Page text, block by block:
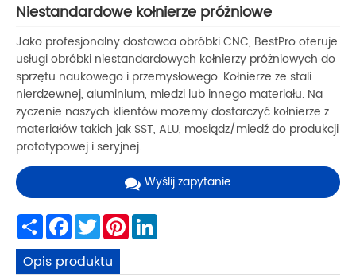
Niestandardowe kołnierze próżniowe
Jako profesjonalny dostawca obróbki CNC, BestPro oferuje
usługi obróbki niestandardowych kołnierzy próżniowych do
sprzętu naukowego i przemysłowego. Kołnierze ze stali
nierdzewnej, aluminium, miedzi lub innego materiału. Na
życzenie naszych klientów możemy dostarczyć kołnierze z
materiałów takich jak SST, ALU, mosiądz/miedź do produkcji
prototypowej i seryjnej.
Wyślij zapytanie
ShareFacebook
TwitterPinterest
Opis produktu